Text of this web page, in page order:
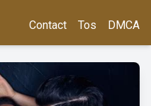
Contact Tos DMCA